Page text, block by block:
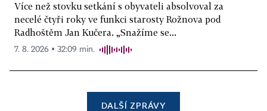
Více než stovku setkání s obyvateli absolvoval za
necelé čtyři roky ve funkci starosty Rožnova pod
Radhoštěm Jan Kučera. „Snažíme se...
7. 8. 2026 ▪ 32:09 min.
DALŠÍ ZPRÁVY